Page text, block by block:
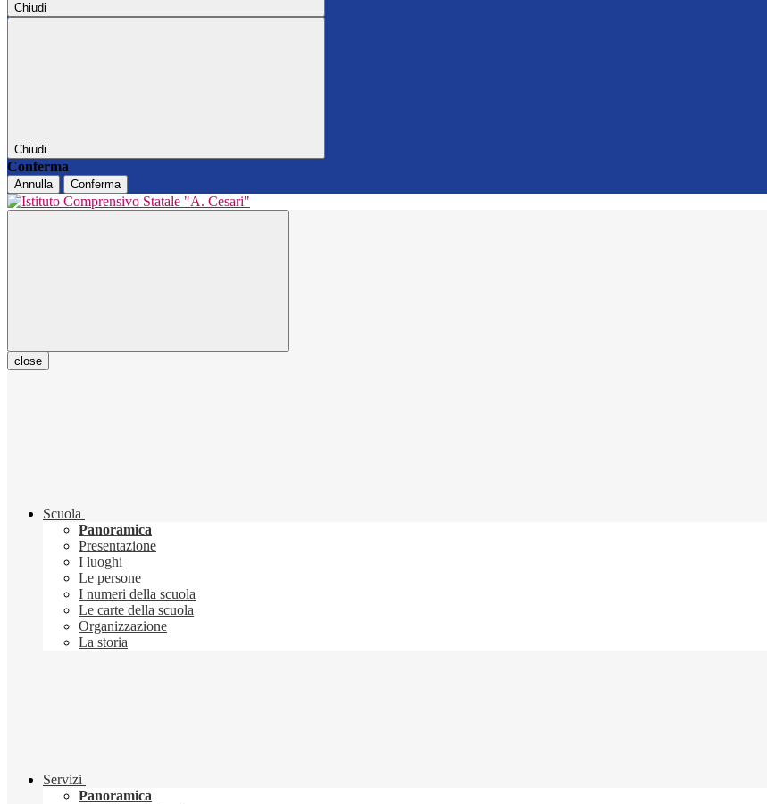
Chiudi
Chiudi
Conferma
Annulla Conferma
close
Scuola
Panoramica
Presentazione
I luoghi
Le persone
I numeri della scuola
Le carte della scuola
Organizzazione
La storia
Servizi
Panoramica